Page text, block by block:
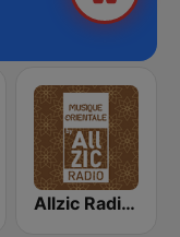
Allzic Radio ORIENTALE